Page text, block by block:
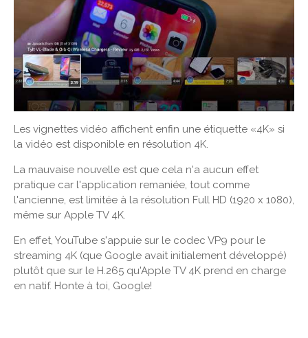
Les vignettes vidéo affichent enfin une étiquette «4K» si
la vidéo est disponible en résolution 4K.
La mauvaise nouvelle est que cela n'a aucun effet
pratique car l'application remaniée, tout comme
l'ancienne, est limitée à la résolution Full HD (1920 x 1080),
même sur Apple TV 4K.
En effet, YouTube s'appuie sur le codec VP9 pour le
streaming 4K (que Google avait initialement développé)
plutôt que sur le H.265 qu'Apple TV 4K prend en charge
en natif. Honte à toi, Google!